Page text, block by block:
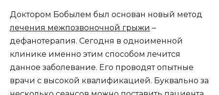
Доктором Бобылем был основан новый метод
лечения межпозвоночной грыжи –
дефанотерапия. Сегодня в одноименной
клинике именно этим способом лечится
данное заболевание. Его проводят опытные
врачи с высокой квалификацией. Буквально за